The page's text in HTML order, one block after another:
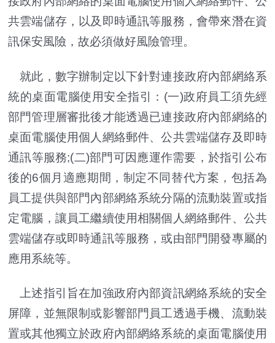
共雲端儲存，以及即時通訊等服務，會帶來潛在資
訊保安風險，故必須做好風險管理。
就此，數字辦制定以下針對連接政府內部網絡系
統的桌面電腦使用安全指引：(一)政府員工須先經
部門管理層審批後才能透過已連接政府內部網絡的
桌面電腦使用個人網絡郵件、公共雲端儲存及即時
通訊等服務;(二)部門可因應運作需要，於指引公布
後的6個月適應期間，制定不同替代方案，包括為
員工提供與部門內部網絡系統分隔的流動裝置或指
定電腦，讓員工繼續使用相關個人網絡郵件、公共
雲端儲存或即時通訊等服務，或由部門開發專屬的
應用系統等。
上述指引旨在加強政府內部資訊網絡系統的安全
屏障，並無限制或影響部門員工透過手機、流動裝
置或其他獨立於政府內部網絡系統的桌面電腦使用